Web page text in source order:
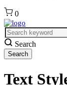
0
Search
Text